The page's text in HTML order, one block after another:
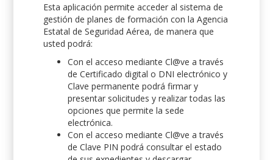
Esta aplicación permite acceder al sistema de
gestión de planes de formación con la Agencia
Estatal de Seguridad Aérea, de manera que
usted podrá:
Con el acceso mediante Cl@ve a través
de Certificado digital o DNI electrónico y
Clave permanente podrá firmar y
presentar solicitudes y realizar todas las
opciones que permite la sede
electrónica.
Con el acceso mediante Cl@ve a través
de Clave PIN podrá consultar el estado